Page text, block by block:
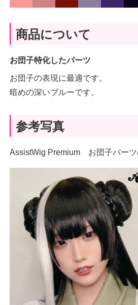
商品について
お団子特化したパーツ
お団子の表現に最適です。
暗めの深いブルーです。
参考写真
AssistWig Premium お団子パーツ